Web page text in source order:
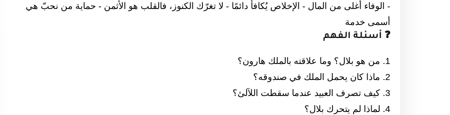
- الوفاء أغلى من المال - الإخلاص يُكافأ دائمًا - لا تغرّك الكنوز، فالقلب هو الأثمن - حماية من نحبّ هي
أسمى خدمة
❓ أسئلة الفهم
1. من هو بلال؟ وما علاقته بالملك هارون؟
2. ماذا كان يحمل الملك في صندوقه؟
3. كيف تصرف العبيد عندما سقطت اللآلئ؟
4. لماذا لم يتحرك بلال؟